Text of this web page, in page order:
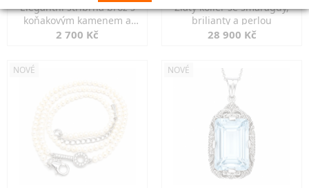
Elegantní stříbrná brož s
koňakovým kamenem a
markazity
2 700 Kč
Zlatý kolier se smaragdy,
brilianty a perlou
28 900 Kč
NOVÉ NOVÉ